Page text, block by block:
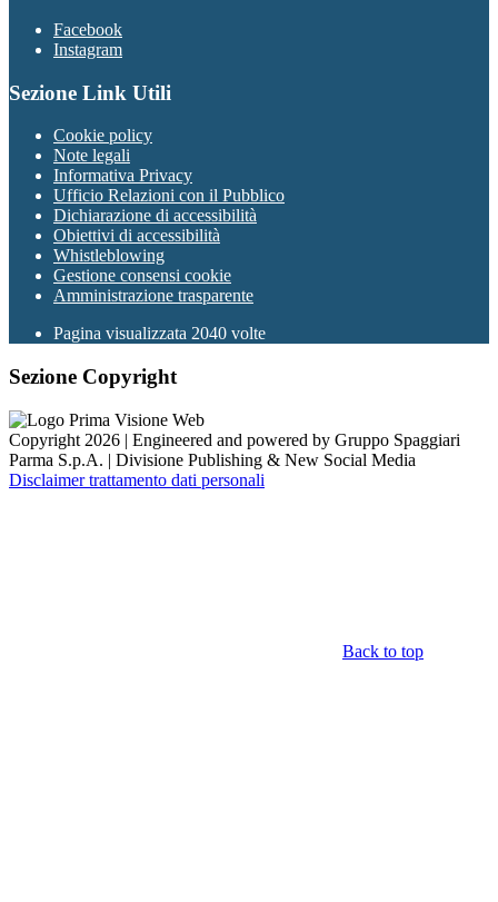
Facebook
Instagram
Sezione Link Utili
Cookie policy
Note legali
Informativa Privacy
Ufficio Relazioni con il Pubblico
Dichiarazione di accessibilità
Obiettivi di accessibilità
Whistleblowing
Gestione consensi cookie
Amministrazione trasparente
Pagina visualizzata 2040 volte
Sezione Copyright
Copyright 2026 | Engineered and powered by Gruppo Spaggiari
Parma S.p.A. | Divisione Publishing & New Social Media
Disclaimer trattamento dati personali
Back to top